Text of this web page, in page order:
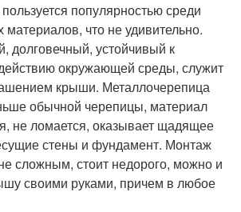
популярностью среди
материалов, что не удивительно.
долговечный, устойчивый к
окружающей среды, служит
крыши. Металлочерепица
обычной черепицы, материал
не ломается, оказывает щадящее
стены и фундамент. Монтаж
сложным, стоит недорого, можно и
своими руками, причем в любое